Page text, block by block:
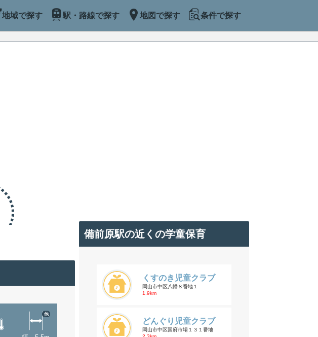
地域で探す 駅・路線で探す 地図で探す 条件で探す
他
備前原駅の近くの学童保育
くすのき児童クラブ
岡山市中区八幡８番地１
1.9km
どんぐり児童クラブ
岡山市中区国府市場１３１番地